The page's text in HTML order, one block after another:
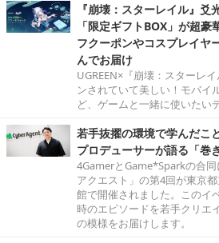
『崩壊：スターレイル』爻
「限定ギフトBOX」が超
フクーポンやコスプレイヤ
んでお届け
UGREEN×『崩壊：スターレ
ンされていて美しい！モバイ
ど、ゲームと一緒に使いたい
若手抜擢の環境で学んだ
プロデューサーが語る「巻
4GamerとGame*Sparkの合
アクエスト」の第4回が東京
館で開催されました。このイ
時のエピソードを若手クリエ
の模様をお届けします。